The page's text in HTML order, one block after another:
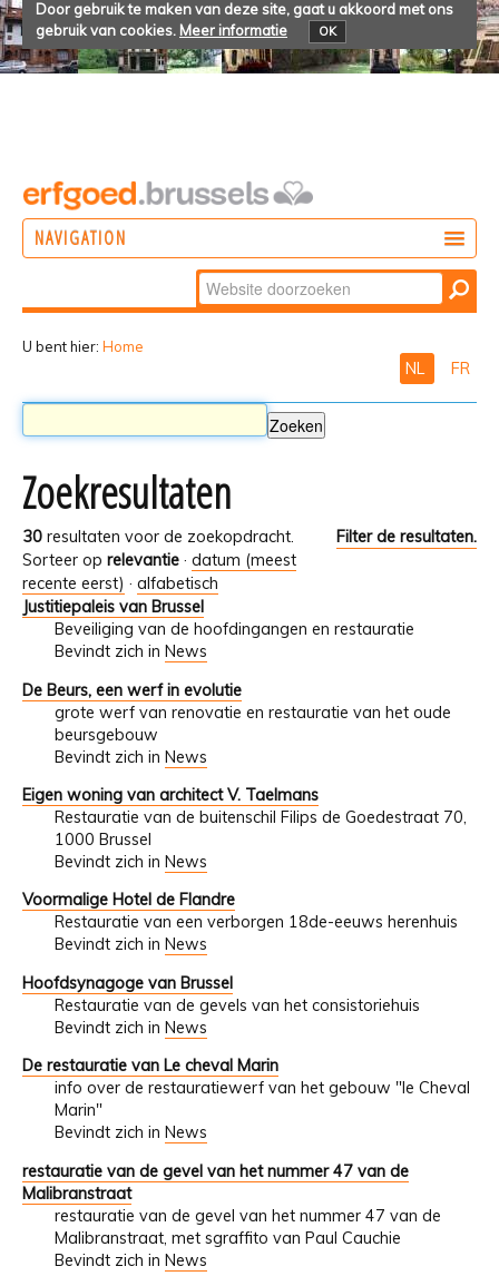
Door gebruik te maken van deze site, gaat u akkoord met ons
gebruik van cookies. Meer informatie OK
NAVIGATION
Zoek
Geavanceerd
U bent hier: Home
NL FR
Zoekresultaten
30 resultaten voor de zoekopdracht.
Filter de resultaten.
Sorteer op relevantie · datum (meest
recente eerst) · alfabetisch
Justitiepaleis van Brussel
Beveiliging van de hoofdingangen en restauratie
Bevindt zich in News
De Beurs, een werf in evolutie
grote werf van renovatie en restauratie van het oude
beursgebouw
Bevindt zich in News
Eigen woning van architect V. Taelmans
Restauratie van de buitenschil Filips de Goedestraat 70,
1000 Brussel
Bevindt zich in News
Voormalige Hotel de Flandre
Restauratie van een verborgen 18de-eeuws herenhuis
Bevindt zich in News
Hoofdsynagoge van Brussel
Restauratie van de gevels van het consistoriehuis
Bevindt zich in News
De restauratie van Le cheval Marin
info over de restauratiewerf van het gebouw "le Cheval
Marin"
Bevindt zich in News
restauratie van de gevel van het nummer 47 van de
Malibranstraat
restauratie van de gevel van het nummer 47 van de
Malibranstraat, met sgraffito van Paul Cauchie
Bevindt zich in News